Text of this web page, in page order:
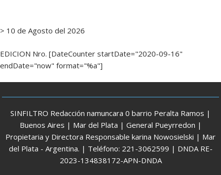
> 10 de Agosto del 2026
EDICION Nro. [DateCounter startDate="2020-09-16"
endDate="now" format="%a"]
SINFILTRO Redacción namuncara 0 barrio Peralta Ramos |
Buenos Aires | Mar del Plata | General Pueyrredon |
Propietaria y Directora Responsable karina Nowosielski | Mar
del Plata - Argentina. | Teléfono: 221-3062599 | DNDA RE-
2023-134838172-APN-DNDA